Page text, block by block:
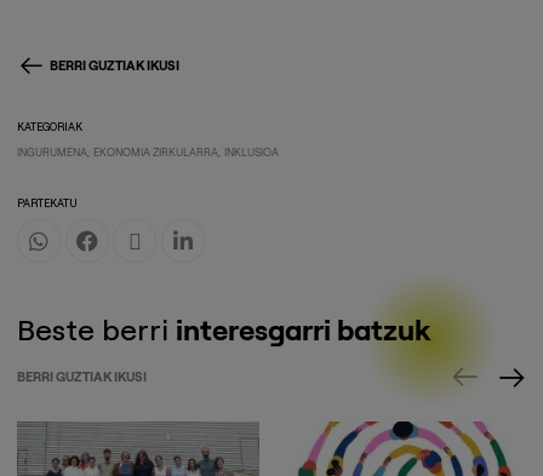
BERRI GUZTIAK IKUSI
KATEGORIAK
INGURUMENA EKONOMIA ZIRKULARRA INKLUSIOA
PARTEKATU
Beste berri interesgarri batzuk
BERRI GUZTIAK IKUSI